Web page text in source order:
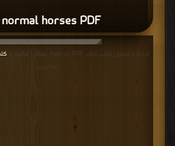
horses PDF
قراءة و تحميل كتاب كتاب Aspirin PDF مجانا | مكتبة >
مرة/مرات